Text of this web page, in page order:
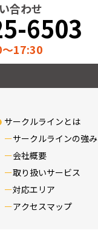
合わせ
6503
17:30
サークルラインとは
サークルラインの強み
会社概要
取り扱いサービス
対応エリア
アクセスマップ